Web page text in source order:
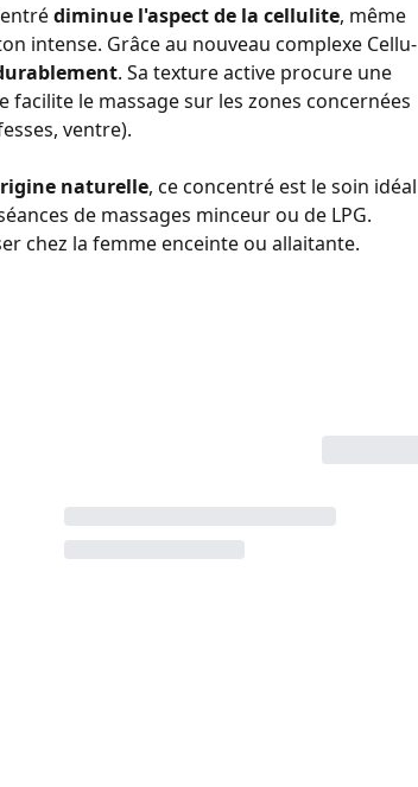
diminue l'aspect de la cellulite, même
intense. Grâce au nouveau complexe Cellu-
. Sa texture active procure une
facilite le massage sur les zones concernées
ventre).
naturelle, ce concentré est le soin idéal
de massages minceur ou de LPG.
chez la femme enceinte ou allaitante.